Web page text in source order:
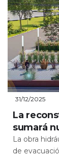
31/12/2025
La
sumará
La obra
de